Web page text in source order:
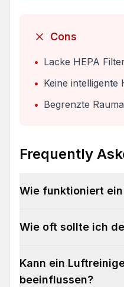
Cons
• Lacke HEPA
• Keine intelligente
• Begrenzte
Frequently
Wie funktioniert
Wie oft sollte ich
Kann ein
beeinflussen?